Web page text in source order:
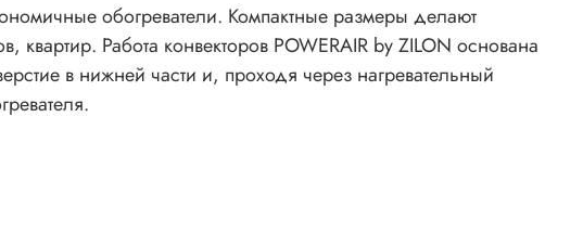
обогреватели. Компактные размеры делают
Работа конвекторов POWERAIR by ZILON основана
в нижней части и, проходя через нагревательный